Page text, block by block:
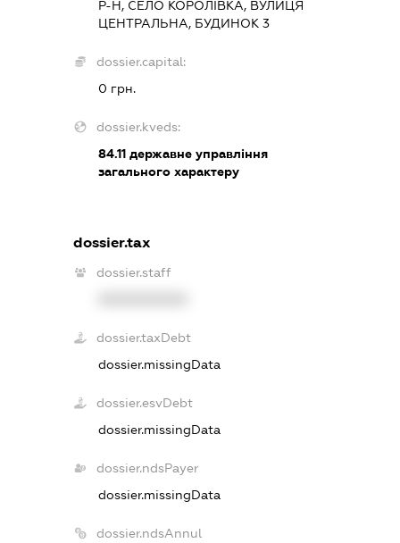
Р-Н, СЕЛО КОРОЛІВКА, ВУЛИЦЯ
ЦЕНТРАЛЬНА, БУДИНОК 3
dossier.capital:
0 грн.
dossier.kveds:
84.11 державне управління
загального характеру
dossier.tax
dossier.staff
dossier.taxDebt
dossier.missingData
dossier.esvDebt
dossier.missingData
dossier.ndsPayer
dossier.missingData
dossier.ndsAnnul